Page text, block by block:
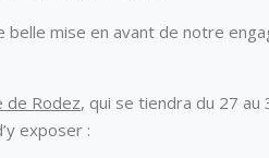
mise en avant de notre
de Rodez, qui se tiendra du 27 au
exposer :